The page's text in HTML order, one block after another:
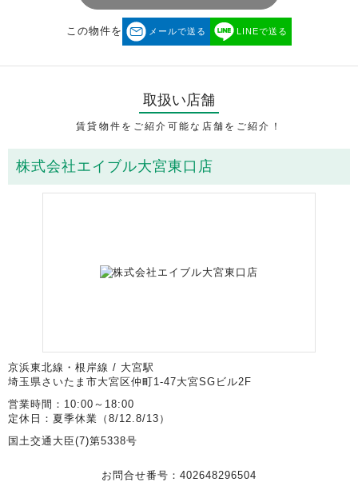
この物件を メールで送る LINEで送る
取扱い店舗
賃貸物件をご紹介可能な店舗をご紹介！
株式会社エイブル大宮東口店
京浜東北線・根岸線 / 大宮駅
埼玉県さいたま市大宮区仲町1-47大宮SGビル2F
営業時間：10:00～18:00
定休日：夏季休業（8/12.8/13）
国土交通大臣(7)第5338号
お問合せ番号：402648296504